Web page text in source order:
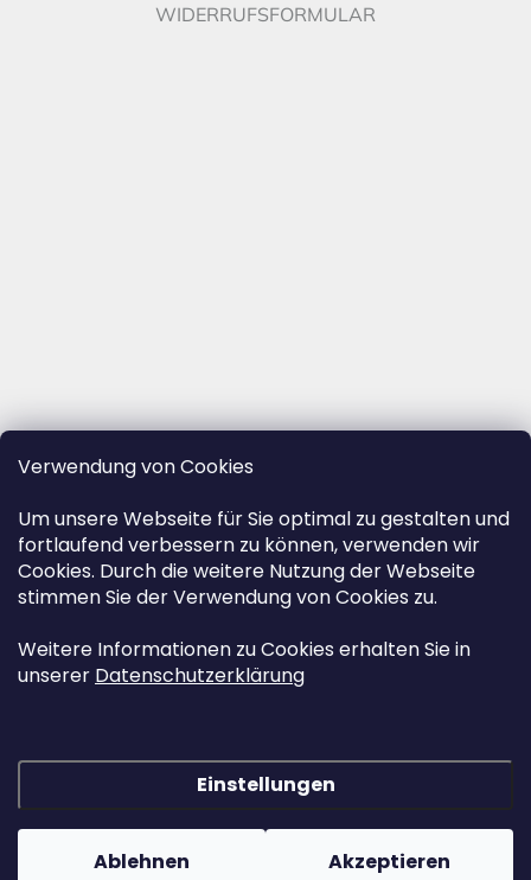
Verwendung von Cookies
Um unsere Webseite für Sie optimal zu gestalten und
fortlaufend verbessern zu können, verwenden wir
Cookies. Durch die weitere Nutzung der Webseite
stimmen Sie der Verwendung von Cookies zu.
Weitere Informationen zu Cookies erhalten Sie in
unserer Datenschutzerklärung
Einstellungen
Ablehnen Akzeptieren
WIDERRUFSFORMULAR
Copyright 2026www.herz-urnen.de . Alle Rechte vorbehalten.